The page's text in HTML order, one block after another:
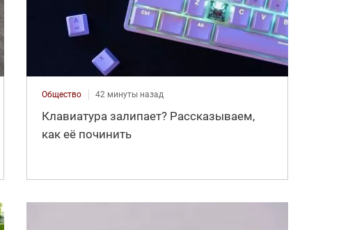
Общество 42 минуты назад
Клавиатура залипает? Рассказываем,
как её починить